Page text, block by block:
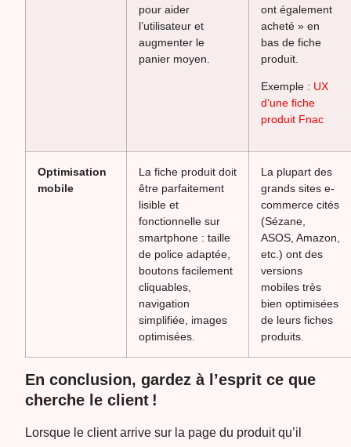
pour aider
l’utilisateur et
augmenter le
panier moyen.
ont également
acheté » en
bas de fiche
produit.
Exemple : UX
d‘une fiche
produit Fnac
Optimisation
mobile
La fiche produit doit
être parfaitement
lisible et
fonctionnelle sur
smartphone : taille
de police adaptée,
boutons facilement
cliquables,
navigation
simplifiée, images
optimisées.
La plupart des
grands sites e-
commerce cités
(Sézane,
ASOS, Amazon,
etc.) ont des
versions
mobiles très
bien optimisées
de leurs fiches
produits.
En conclusion, gardez à l’esprit ce que
cherche le client !
Lorsque le client arrive sur la page du produit qu’il